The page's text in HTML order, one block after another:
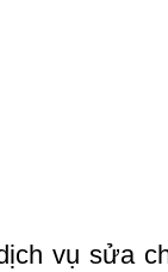
vụ sửa